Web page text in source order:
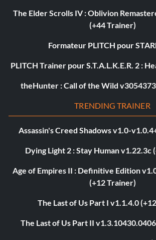
The Elder Scrolls IV : Oblivion
(+44 Trainer)
Formateur PLITCH pour
PLITCH Trainer pour S.T.A.L.K.E.R. 2 :
theHunter : Call of the Wild
TRENDING TRAINER
Assassin's Creed Shadows v1.0-
Dying Light 2 : Stay Human v1.22.3c
Age of Empires II : Definitive Edition
(+12 Trainer)
The Last of Us Part I v1.1.4.0
The Last of Us Part II